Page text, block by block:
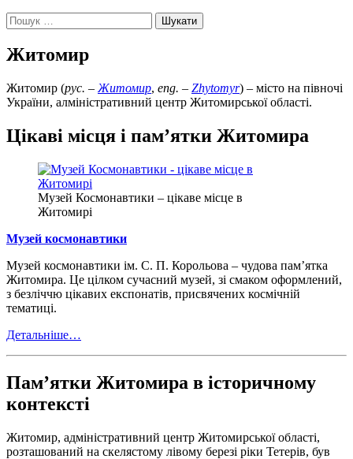
Пошук:
Житомир
Житомир (рус. – Житомир, eng. – Zhytomyr) – місто на півночі
України, алміністративний центр Житомирської області.
Цікаві місця і пам’ятки Житомира
Музей Космонавтики – цікаве місце в
Житомирі
Музей космонавтики
Музей космонавтики ім. С. П. Корольова – чудова пам’ятка
Житомира. Це цілком сучасний музей, зі смаком оформлений,
з безліччю цікавих експонатів, присвячених космічній
тематиці.
Детальніше…
Пам’ятки Житомира в історичному
контексті
Житомир, адміністративний центр Житомирської області,
розташований на скелястому лівому березі ріки Тетерів, був